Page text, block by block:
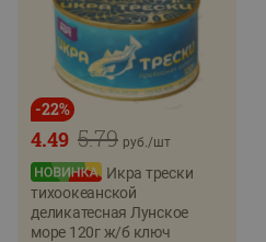
-22%
5.79
4.49 руб./шт
Икра трески
тихоокеанской
деликатесная Лунское
море 120г ж/б ключ